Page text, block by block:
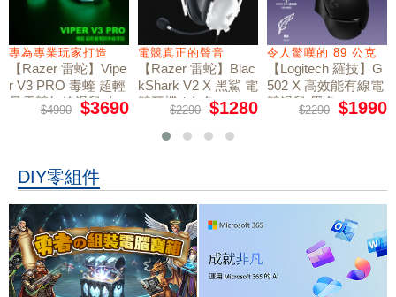
專為專業玩家打造
【Razer 雷蛇】Vipe
r V3 PRO 毒蝰 超輕
量電競無線滑鼠 白
$4990 $3690
電競真正的聲音
【Razer 雷蛇】Blac
kShark V2 X 黑鯊 電
競耳機 / 白色
$2290 $1280
令人驚嘆的 89 公克
【Logitech 羅技】G
502 X 高效能有線電
競滑鼠 黑色
$2290 $1990
DIY零組件